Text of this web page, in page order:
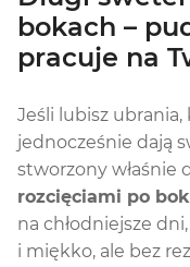
bokach –
pracuje na
Jeśli lubisz
jednocześnie dają
stworzony właśnie
rozcięciami po
na chłodniejsze
i miękko, ale bez